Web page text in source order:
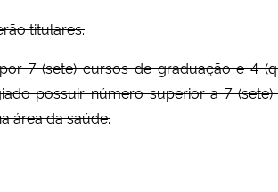
titulares.
7 (sete) cursos de graduação e 4
possuir número superior a 7
área da saúde.